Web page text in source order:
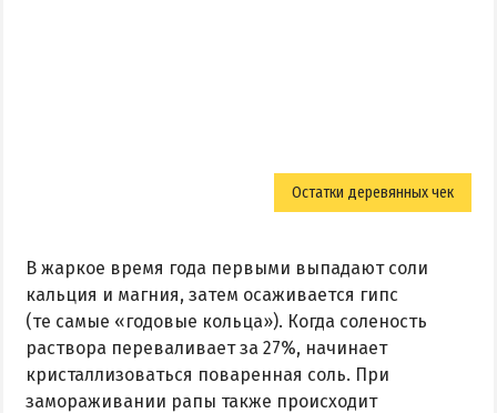
Остатки деревянных чек
В жаркое время года первыми выпадают соли
кальция и магния, затем осаживается гипс
(те самые «годовые кольца»). Когда соленость
раствора переваливает за 27%, начинает
кристаллизоваться поваренная соль. При
замораживании рапы также происходит